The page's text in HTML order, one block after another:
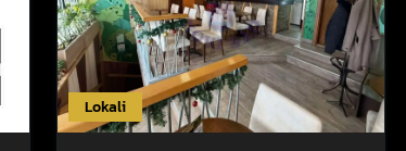
Lokali